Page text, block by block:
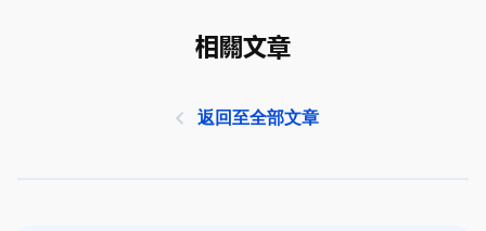
相關文章
返回至全部文章